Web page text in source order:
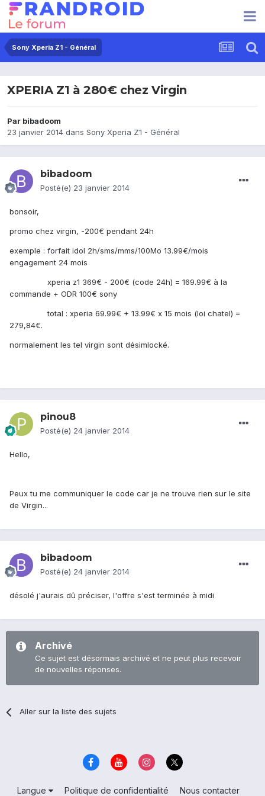
Sony Xperia Z1 - Général
XPERIA Z1 à 280€ chez Virgin
Par bibadoom
23 janvier 2014 dans Sony Xperia Z1 - Général
bibadoom
Posté(e) 23 janvier 2014
bonsoir,
promo chez virgin, -200€ pendant 24h
exemple : forfait idol 2h/sms/mms/100Mo 13.99€/mois
engagement 24 mois
xperia z1 369€ - 200€ (code 24h) = 169.99€ à la
commande + ODR 100€ sony
total : xperia 69.99€ + 13.99€ x 15 mois (loi chatel) =
279,84€.
normalement les tel virgin sont désimlocké.
pinou8
Posté(e) 24 janvier 2014
Hello,
Peux tu me communiquer le code car je ne trouve rien sur le site
de Virgin...
bibadoom
Posté(e) 24 janvier 2014
désolé j'aurais dû préciser, l'offre s'est terminée à midi
Archivé
Ce sujet est désormais archivé et ne peut plus recevoir
de nouvelles réponses.
Aller sur la liste des sujets
Langue Politique de confidentialité Nous contacter